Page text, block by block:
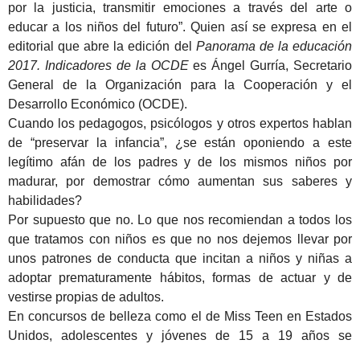
por la justicia, transmitir emociones a través del arte o
educar a los niños del futuro”. Quien así se expresa en el
editorial que abre la edición del Panorama de la educación
2017. Indicadores de la OCDEes Ángel Gurría, Secretario
General de la Organización para la Cooperación y el
Desarrollo Económico (OCDE).
Cuando los pedagogos, psicólogos y otros expertos hablan
de “preservar la infancia”, ¿se están oponiendo a este
legítimo afán de los padres y de los mismos niños por
madurar, por demostrar cómo aumentan sus saberes y
habilidades?
Por supuesto que no. Lo que nos recomiendan a todos los
que tratamos con niños es que no nos dejemos llevar por
unos patrones de conducta que incitan a niños y niñas a
adoptar prematuramente hábitos, formas de actuar y de
vestirse propias de adultos.
En concursos de belleza como el de Miss Teen en Estados
Unidos, adolescentes y jóvenes de 15 a 19 años se